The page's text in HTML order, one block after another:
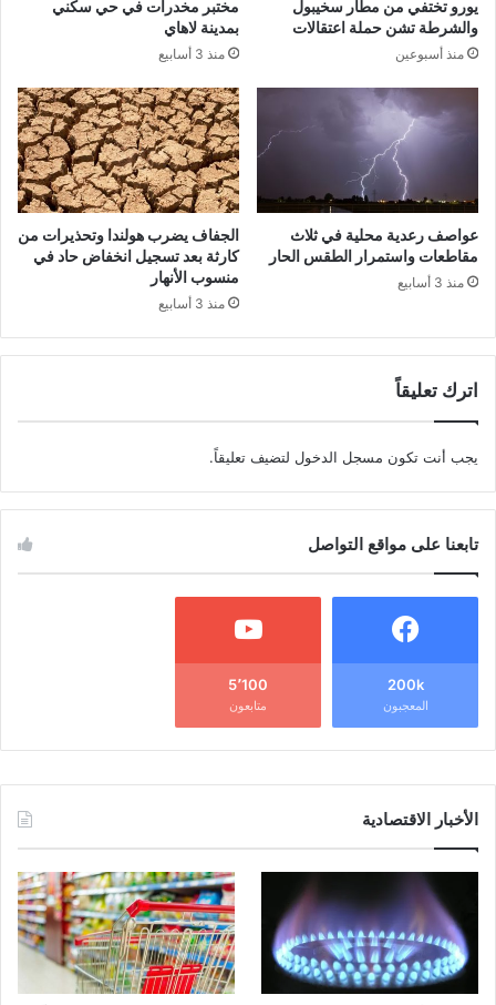
يورو تختفي من مطار سخيبول
والشرطة تشن حملة اعتقالات
منذ أسبوعين
مختبر مخدرات في حي سكني
بمدينة لاهاي
منذ 3 أسابيع
عواصف رعدية محلية في ثلاث
مقاطعات واستمرار الطقس الحار
منذ 3 أسابيع
الجفاف يضرب هولندا وتحذيرات من
كارثة بعد تسجيل انخفاض حاد في
منسوب الأنهار
منذ 3 أسابيع
اترك تعليقاً
يجب أنت تكون مسجل الدخول لتضيف تعليقاً.
تابعنا على مواقع التواصل
200k
المعجبون
5٬100
متابعون
الأخبار الاقتصادية